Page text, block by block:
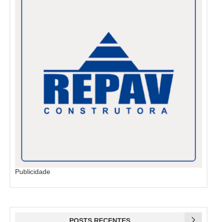
Publicidade
POSTS RECENTES